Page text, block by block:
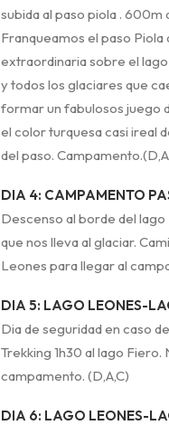
subida al paso piola . 600m
Franqueamos el paso
extraordinaria sobre el
y todos los glaciares que
formar un fabulosos juego
el color turquesa casi ireal
del paso.
DIA 4: CAMPAMENTO
Descenso al borde del
que nos lleva al glaciar.
Leones para llegar al
DIA 5: LAGO LEONES-
Dia de seguridad en caso
Trekking 1h30 al lago
campamento. (D,A,C)
DIA 6: LAGO LEONES-